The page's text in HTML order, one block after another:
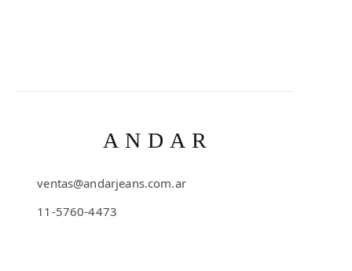
ANDAR
ventas@andarjeans.com.ar
11-5760-4473